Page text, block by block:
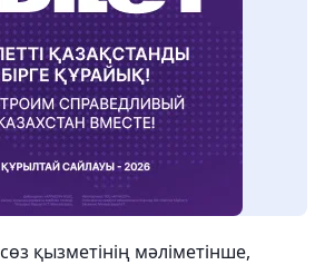
қызметінің мәліметінше,